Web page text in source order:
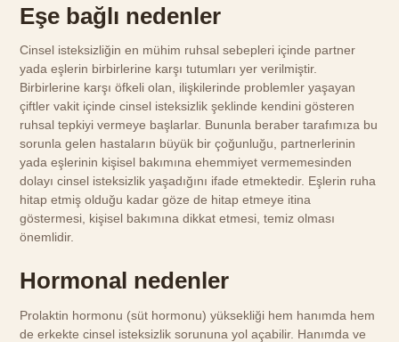
Eşe bağlı nedenler
Cinsel isteksizliğin en mühim ruhsal sebepleri içinde partner
yada eşlerin birbirlerine karşı tutumları yer verilmiştir.
Birbirlerine karşı öfkeli olan, ilişkilerinde problemler yaşayan
çiftler vakit içinde cinsel isteksizlik şeklinde kendini gösteren
ruhsal tepkiyi vermeye başlarlar. Bununla beraber tarafımıza bu
sorunla gelen hastaların büyük bir çoğunluğu, partnerlerinin
yada eşlerinin kişisel bakımına ehemmiyet vermemesinden
dolayı cinsel isteksizlik yaşadığını ifade etmektedir. Eşlerin ruha
hitap etmiş olduğu kadar göze de hitap etmeye itina
göstermesi, kişisel bakımına dikkat etmesi, temiz olması
önemlidir.
Hormonal nedenler
Prolaktin hormonu (süt hormonu) yüksekliği hem hanımda hem
de erkekte cinsel isteksizlik sorununa yol açabilir. Hanımda ve